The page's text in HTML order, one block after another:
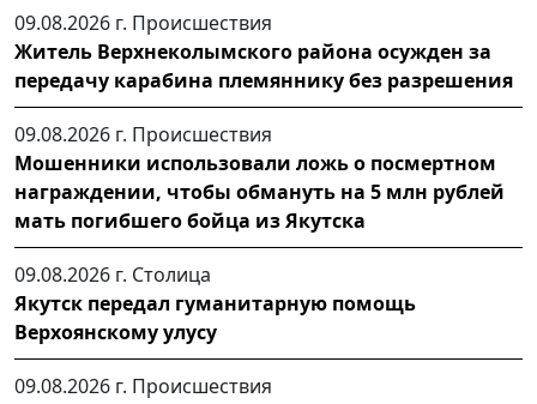
09.08.2026 г. Происшествия
Житель Верхнеколымского района осужден за
передачу карабина племяннику без разрешения
09.08.2026 г. Происшествия
Мошенники использовали ложь о посмертном
награждении, чтобы обмануть на 5 млн рублей
мать погибшего бойца из Якутска
09.08.2026 г. Столица
Якутск передал гуманитарную помощь
Верхоянскому улусу
09.08.2026 г. Происшествия